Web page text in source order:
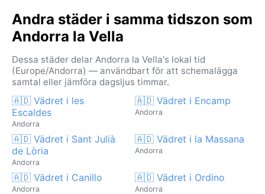
Andra städer i samma tidszon som
Andorra la Vella
Dessa städer delar Andorra la Vella's lokal tid
(Europe/Andorra) — användbart för att schemalägga
samtal eller jämföra dagsljus timmar.
🇦🇩 Vädret i les
Escaldes
Andorra
🇦🇩 Vädret i Encamp
Andorra
🇦🇩 Vädret i Sant Julià
de Lòria
Andorra
🇦🇩 Vädret i la Massana
Andorra
🇦🇩 Vädret i Canillo
Andorra
🇦🇩 Vädret i Ordino
Andorra